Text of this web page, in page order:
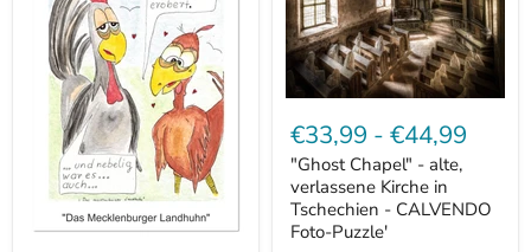
Chapel"
-
alte,
verlassene
Kirche
in
Tschechien
€33,99 - €44,99
"Ghost Chapel" - alte,
verlassene Kirche in
Tschechien - CALVENDO
Foto-Puzzle'